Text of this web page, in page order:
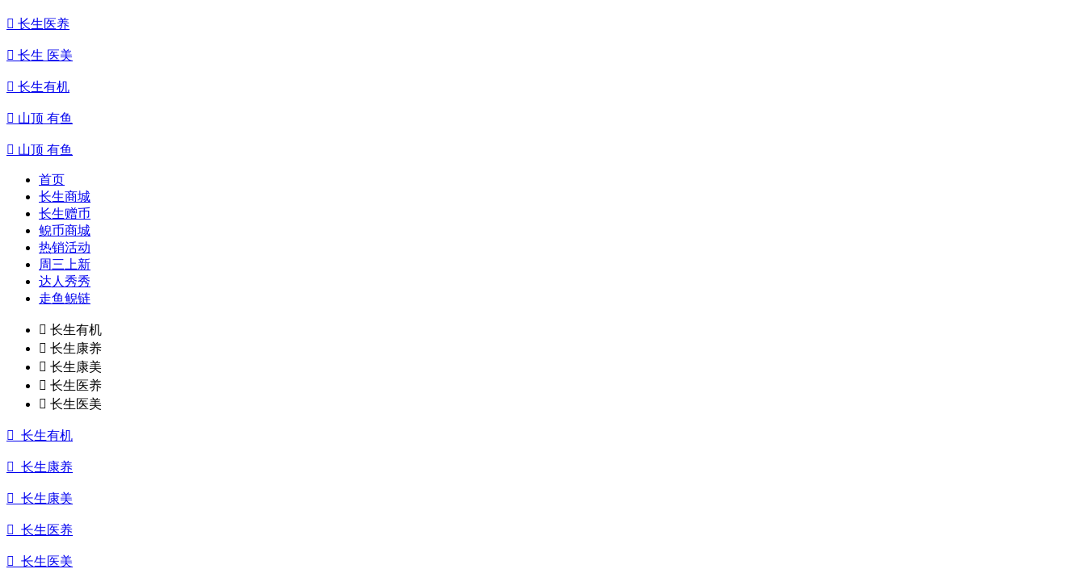
 长生医养
 长生 医美
 长生有机
 山顶 有鱼
 山顶 有鱼
首页
长生商城
长生赠币
鲵币商城
热销活动
周三上新
达人秀秀
走鱼鲵链
 长生有机
 长生康养
 长生康美
 长生医养
 长生医美
 长生有机
 长生康养
 长生康美
 长生医养
 长生医美